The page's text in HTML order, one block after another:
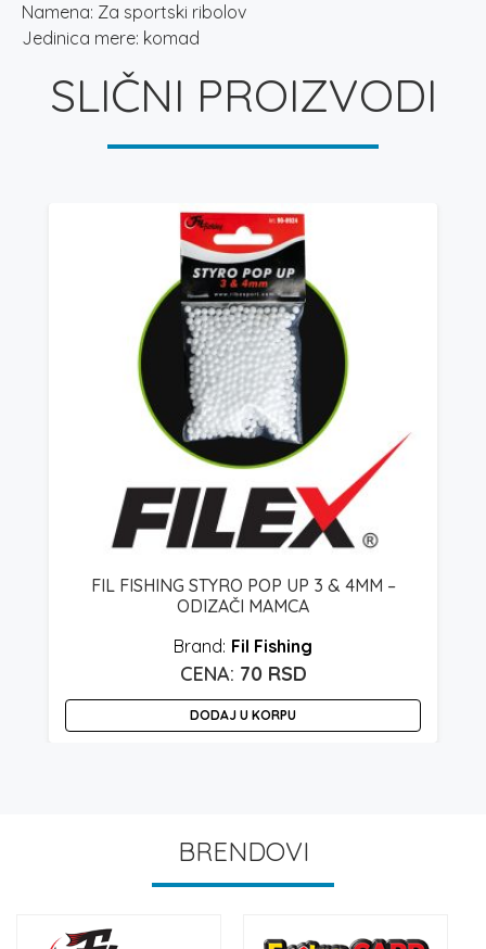
Namena: Za sportski ribolov
Jedinica mere: komad
SLIČNI PROIZVODI
FIL FISHING STYRO POP UP 3 & 4MM –
ODIZAČI MAMCA
Fil Fishing
70 RSD
DODAJ U KORPU
BRENDOVI